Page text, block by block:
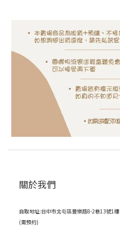
關於我們
自取地址:台中市北屯區豐樂路8-2巷13號1樓
(需預約)